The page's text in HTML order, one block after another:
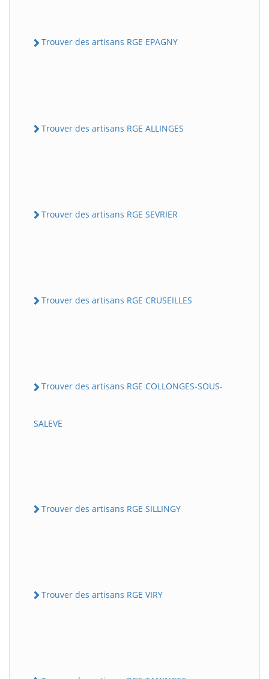
Trouver des artisans RGE EPAGNY
Trouver des artisans RGE ALLINGES
Trouver des artisans RGE SEVRIER
Trouver des artisans RGE CRUSEILLES
Trouver des artisans RGE COLLONGES-SOUS-
SALEVE
Trouver des artisans RGE SILLINGY
Trouver des artisans RGE VIRY